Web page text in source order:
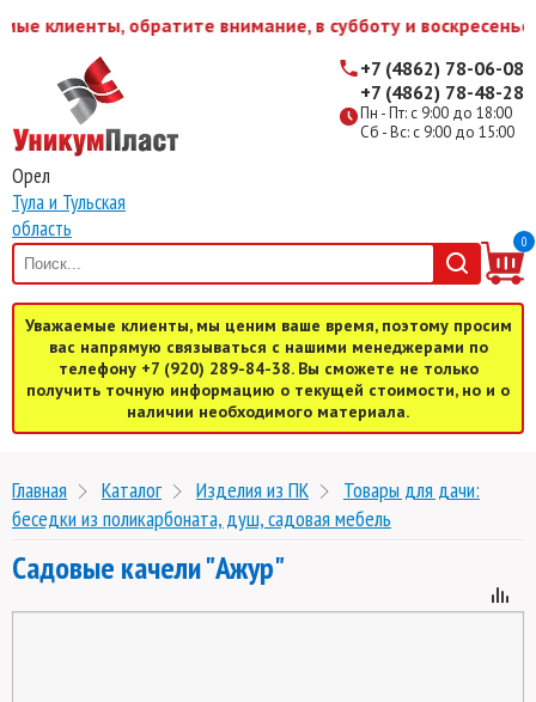
клиенты, обратите внимание, в субботу и
Орел
Тула и Тульская
область
Пн - Пт: с 9:00 до 18:00
Сб - Вс: с 9:00 до 15:00
+7 (4862) 78-06-08
+7 (4862) 78-48-28
0
Уважаемые клиенты, мы ценим ваше время, поэтому просим
вас напрямую связываться с нашими менеджерами по
телефону +7 (920) 289-84-38. Вы сможете не только
получить точную информацию о текущей стоимости, но и о
наличии необходимого материала.
Главная Каталог Изделия из ПК
Товары для дачи:
беседки из поликарбоната, душ, садовая мебель
Садовые качели "Ажур"